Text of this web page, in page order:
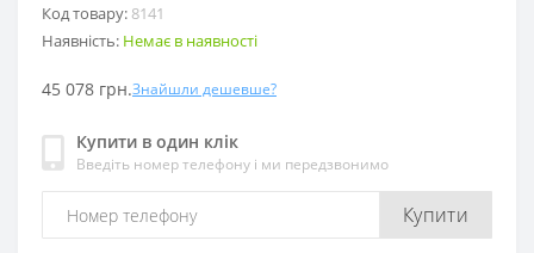
Код товару: 8141
Наявність: Немає в наявності
45 078 грн.Знайшли дешевше?
Купити в один клік
Введіть номер телефону і ми передзвонимо
Купити